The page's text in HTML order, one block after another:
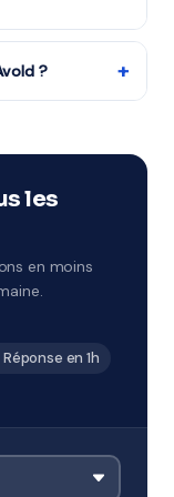
des stages
? +
les
en moins
en 1h